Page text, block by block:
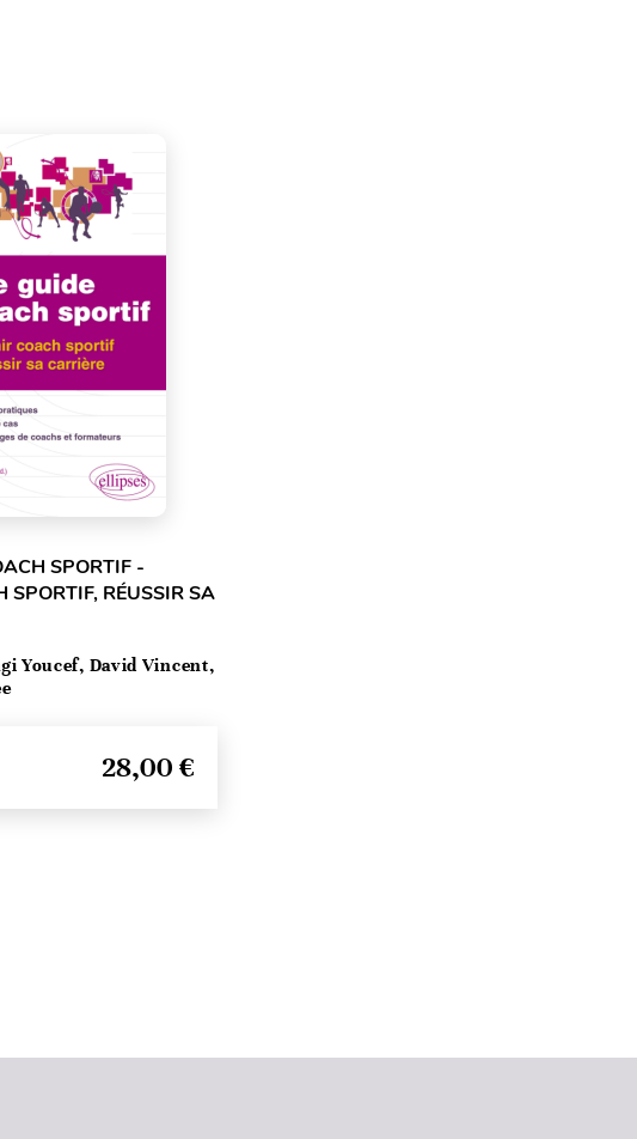
SPORTIF -
SPORTIF, RÉUSSIR SA
Youcef, David Vincent,
28,00 €